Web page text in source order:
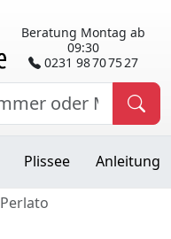
Beratung Montag ab
09:30
0231 98 70 75 27
Plissee Anleitung
Perlato